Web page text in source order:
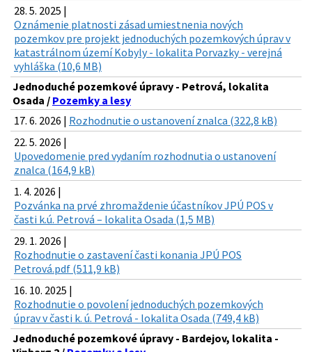
28. 5. 2025 |
Oznámenie platnosti zásad umiestnenia nových
pozemkov pre projekt jednoduchých pozemkových úprav v
katastrálnom území Kobyly - lokalita Porvazky - verejná
vyhláška (10,6 MB)
Jednoduché pozemkové úpravy - Petrová, lokalita
Osada / Pozemky a lesy
17. 6. 2026 | Rozhodnutie o ustanovení znalca (322,8 kB)
22. 5. 2026 |
Upovedomenie pred vydaním rozhodnutia o ustanovení
znalca (164,9 kB)
1. 4. 2026 |
Pozvánka na prvé zhromaždenie účastníkov JPÚ POS v
časti k.ú. Petrová – lokalita Osada (1,5 MB)
29. 1. 2026 |
Rozhodnutie o zastavení časti konania JPÚ POS
Petrová.pdf (511,9 kB)
16. 10. 2025 |
Rozhodnutie o povolení jednoduchých pozemkových
úprav v časti k. ú. Petrová - lokalita Osada (749,4 kB)
Jednoduché pozemkové úpravy - Bardejov, lokalita -